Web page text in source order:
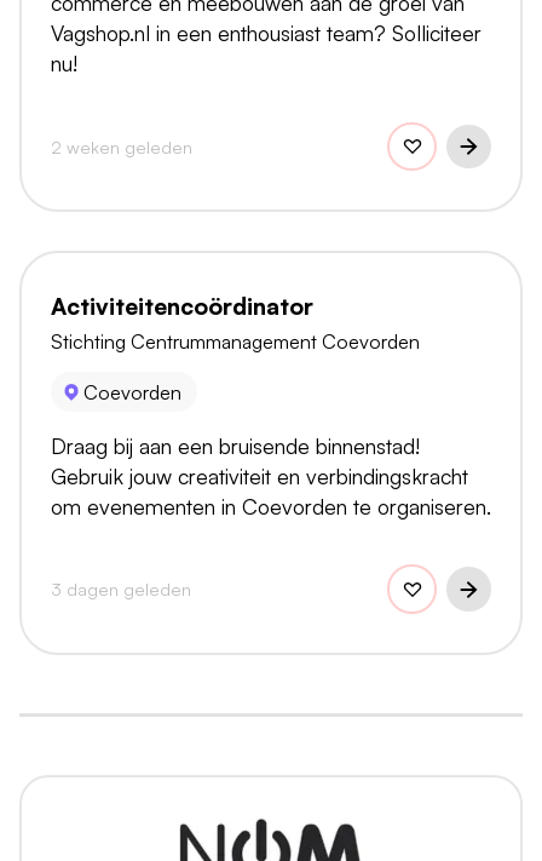
Vagshop.nl in een enthousiast team? Solliciteer
nu!
2 weken geleden
Activiteitencoördinator
Stichting Centrummanagement Coevorden
Coevorden
Draag bij aan een bruisende binnenstad!
Gebruik jouw creativiteit en verbindingskracht
om evenementen in Coevorden te organiseren.
3 dagen geleden